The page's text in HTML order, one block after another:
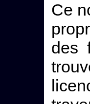
Ce
des